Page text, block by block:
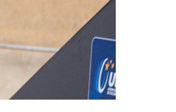
Gravel
Biketrial